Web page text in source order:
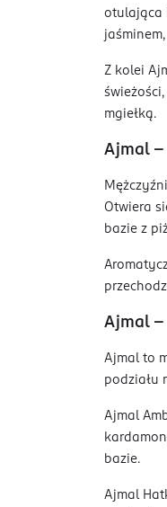
otulająca
Z kolei
mgiełką.
Ajmal –
Otwiera
bazie z
Ajmal –
Ajmal to
podziału
Ajmal
bazie.
Ajmal